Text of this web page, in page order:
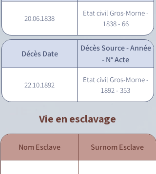
20.06.1838
Etat civil Gros-Morne -
1838 - 66
Décès Date
Décès Source - Année
- N° Acte
22.10.1892
Etat civil Gros-Morne -
1892 - 353
Vie en esclavage
Nom Esclave Surnom Esclave